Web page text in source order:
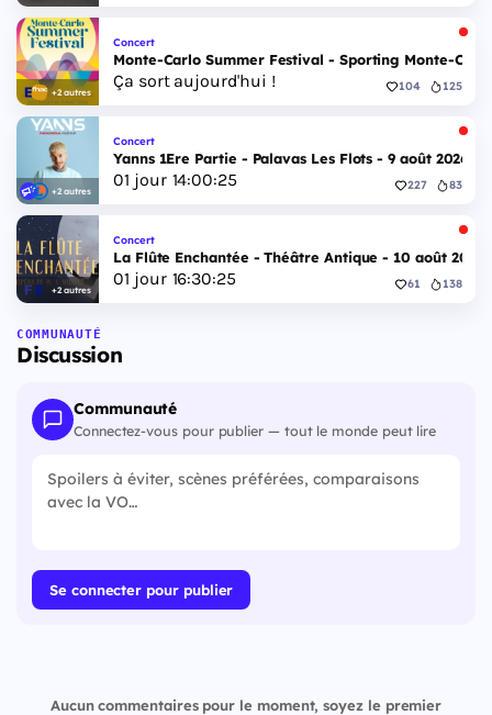
+2 autres
Concert
Monte-Carlo Summer Festival - Sporting Monte-
Ça sort aujourd'hui ! 104 125
+2 autres
Concert
Yanns 1Ere Partie - Palavas Les Flots - 9 août 2026
01 jour 14:00:24 227 83
+2 autres
Concert
La Flûte Enchantée - Théâtre Antique - 10 août 2026
01 jour 16:30:24 61 138
COMMUNAUTÉ
Discussion
Communauté
Connectez-vous pour publier — tout le monde peut lire
Se connecter pour publier
Aucun commentaires pour le moment, soyez le premier